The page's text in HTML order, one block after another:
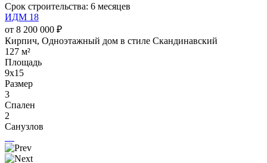
Срок строительства: 6 месяцев
ИДМ 18
от 8 200 000 ₽
Кирпич, Одноэтажный дом в стиле Скандинавский
127 м²
Площадь
9х15
Размер
3
Спален
2
Санузлов